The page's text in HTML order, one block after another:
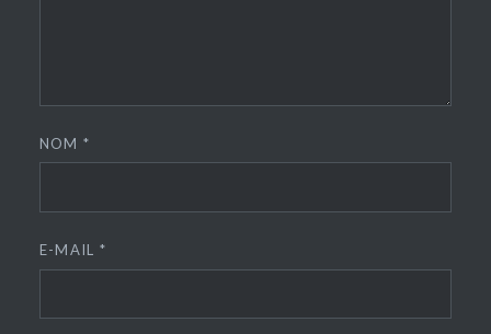
NOM*
E-MAIL *